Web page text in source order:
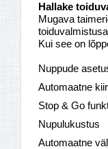
Hallake
Mugava
Kui see on
Nuppude
Automaatne
Stop & Go
Nupulukustus
Automaatne